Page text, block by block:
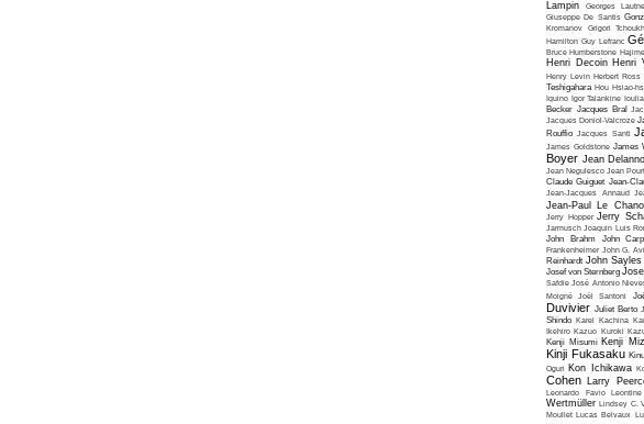
Lampin
Georges
Giuseppe De Santis
Kromanov Grigori
Hamilton Guy Lefranc
Bruce Humberstone
Henri Decoin Henri
Henry Levin Herbert Ross
Teshigahara Hou Hsiao-
Iquino Igor Talankine
Becker Jacques Bral
Jacques Doniol-Valcroze
Rouffio Jacques Santi
James Goldstone James
Boyer Jean
Jean Negulesco Jean
Claude Guiguet Jean-
Jean-Jacques Annaud
Jean-Paul Le
Jerry Hopper Jerry
Jarmusch Joaquin Luis
John Brahm
John
Frankenheimer John G.
Reinhardt John Sayles
Josef von Sternberg
Safdie José Antonio
Moigné Joël Santoni
Duvivier Juliet Berto
Shindo Karel Kachina
Ikehiro Kazuo Kuroki
Kenji Misumi Kenji
Kinji Fukasaku
Oguri Kon Ichikawa
Cohen Larry
Leonardo Favio
Wertmüller Lindsey C.
Moullet Lucas Belvaux